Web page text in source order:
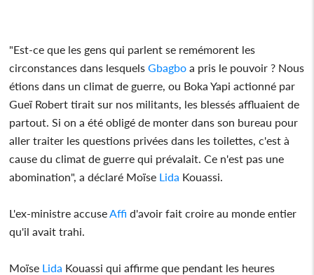
"Est-ce que les gens qui parlent se remémorent les
circonstances dans lesquelsGbagbo a pris le pouvoir ? Nous
étions dans un climat de guerre, ou Boka Yapi actionné par
Gueï Robert tirait sur nos militants, les blessés affluaient de
partout. Si on a été obligé de monter dans son bureau pour
aller traiter les questions privées dans les toilettes, c'est à
cause du climat de guerre qui prévalait. Ce n'est pas une
abomination", a déclaré Moïse Lida Kouassi.
L'ex-ministre accuse Affi d'avoir fait croire au monde entier
qu'il avait trahi.
Moïse Lida Kouassi qui affirme que pendant les heures